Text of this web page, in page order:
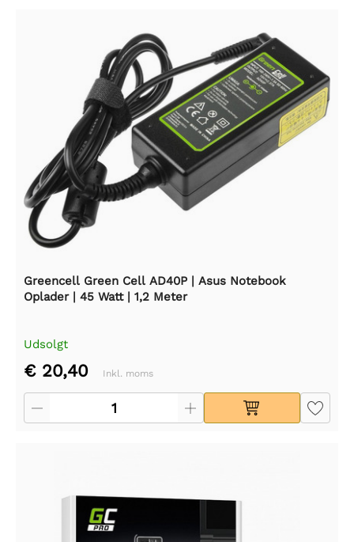
Greencell Green Cell AD40P | Asus Notebook
Oplader | 45 Watt | 1,2 Meter
Udsolgt
€ 20,40 Inkl. moms